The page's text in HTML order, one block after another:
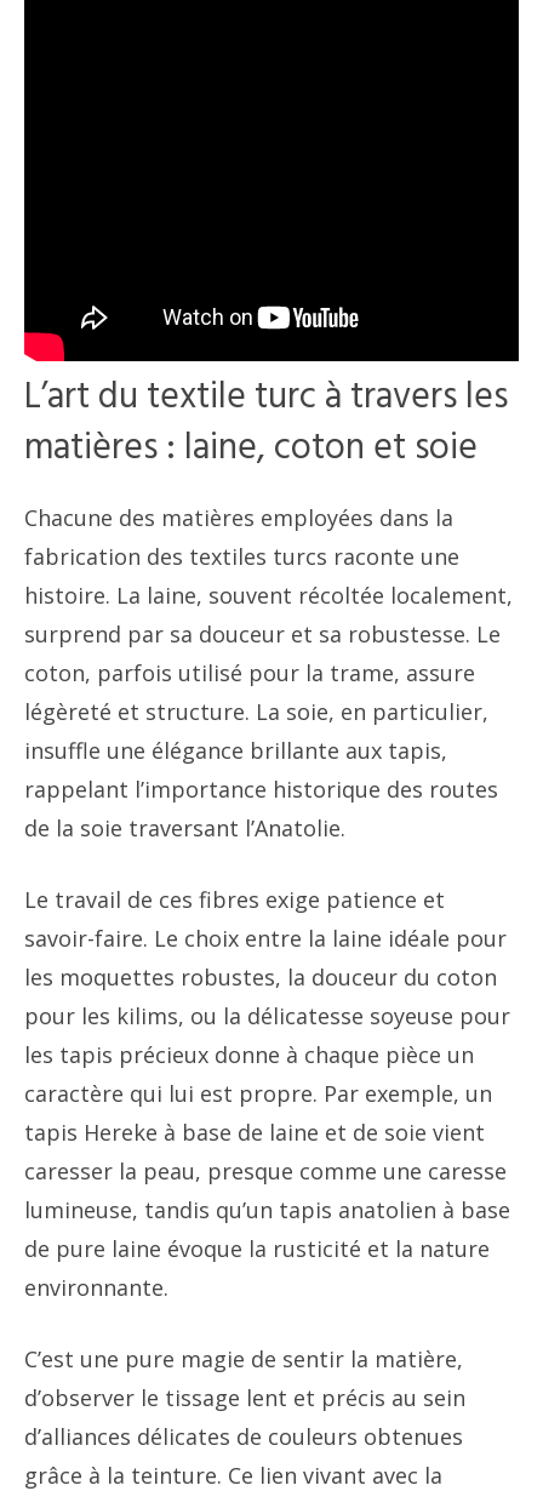
L’art du textile turc à travers les
matières : laine, coton et soie
Chacune des matières employées dans la
fabrication des textiles turcs raconte une
histoire. La laine, souvent récoltée localement,
surprend par sa douceur et sa robustesse. Le
coton, parfois utilisé pour la trame, assure
légèreté et structure. La soie, en particulier,
insuffle une élégance brillante aux tapis,
rappelant l’importance historique des routes
de la soie traversant l’Anatolie.
Le travail de ces fibres exige patience et
savoir-faire. Le choix entre la laine idéale pour
les moquettes robustes, la douceur du coton
pour les kilims, ou la délicatesse soyeuse pour
les tapis précieux donne à chaque pièce un
caractère qui lui est propre. Par exemple, un
tapis Hereke à base de laine et de soie vient
caresser la peau, presque comme une caresse
lumineuse, tandis qu’un tapis anatolien à base
de pure laine évoque la rusticité et la nature
environnante.
C’est une pure magie de sentir la matière,
d’observer le tissage lent et précis au sein
d’alliances délicates de couleurs obtenues
grâce à la teinture. Ce lien vivant avec la